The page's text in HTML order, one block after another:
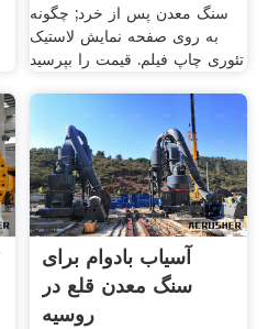
سنگ معدن پس از خرد; چگونه
به روی صفحه نمایش لاستیک
تئوری چاپ فیلم. قیمت را بپرسید
آسیاب بادوام برای
سنگ معدن قلع در
روسیه